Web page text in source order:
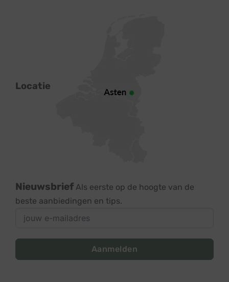
Locatie
Nieuwsbrief Als eerste op de hoogte van de
beste aanbiedingen en tips.
Aanmelden